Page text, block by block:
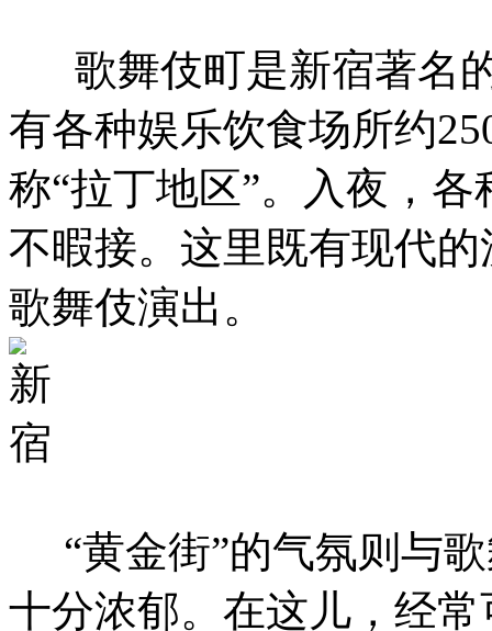
歌舞伎町是新宿著名
有各种娱乐饮食场所约
称“拉丁地区”。入夜，
不暇接。这里既有现代
歌舞伎演出。
“黄金街”的气氛则与
十分浓郁。在这儿，经